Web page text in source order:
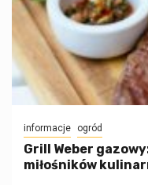
informacje ogród
Grill Weber
miłośników